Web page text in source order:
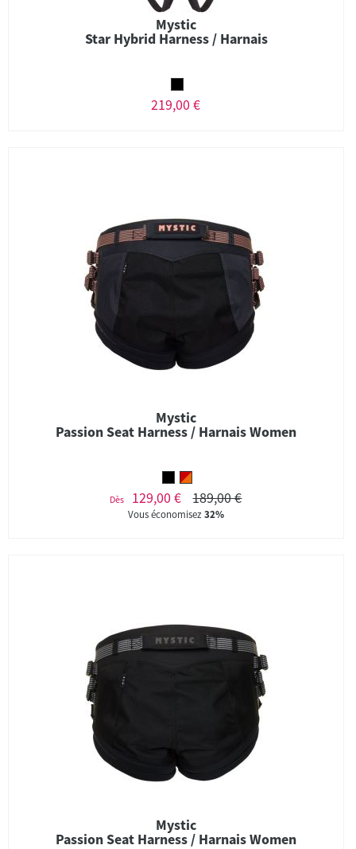
Mystic
Star Hybrid Harness / Harnais
219,00 €
Mystic
Passion Seat Harness / Harnais Women
Dès 129,00 € 189,00 €
Vous économisez32%
Mystic
Passion Seat Harness / Harnais Women